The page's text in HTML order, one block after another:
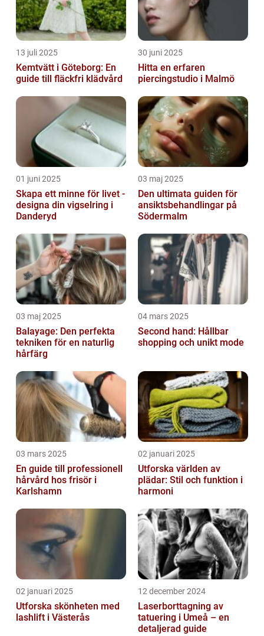
13 juli 2025
Kemtvätt i Göteborg: En
guide till fläckfri klädvård
30 juni 2025
Hitta en erfaren
piercingstudio i Malmö
01 juni 2025
Skapa ett minne för livet -
designa din vigselring i
Danderyd
03 maj 2025
Den ultimata guiden för
ansiktsbehandlingar på
Södermalm
03 maj 2025
Balayage: Den perfekta
tekniken för en naturlig
hårfärg
04 mars 2025
Second hand: Hållbar
shopping och unikt mode
03 mars 2025
En guide till professionell
hårvård hos frisör i
Karlshamn
02 januari 2025
Utforska världen av
plädar: Stil och funktion i
harmoni
02 januari 2025
Utforska skönheten med
lashlift i Västerås
12 december 2024
Laserborttagning av
tatuering i Umeå – en
detaljerad guide